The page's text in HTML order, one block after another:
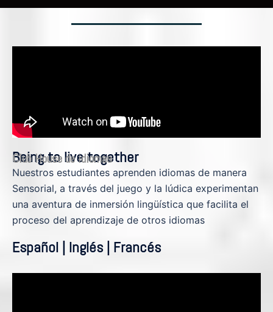
Being to live together
Club House de idiomas
Nuestros estudiantes aprenden idiomas de manera
Sensorial, a través del juego y la lúdica experimentan
una aventura de inmersión lingüística que facilita el
proceso del aprendizaje de otros idiomas
Español | Inglés | Francés